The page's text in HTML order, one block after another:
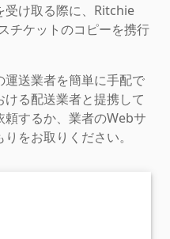
受け取る際に、Ritchie
チケットのコピーを携行
送業者を簡単に手配で
る配送業者と提携して
するか、業者のWebサ
をお取りください。